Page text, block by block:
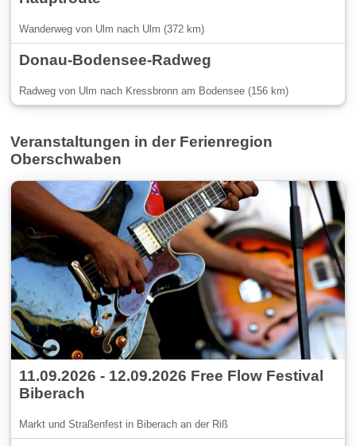
Wanderweg von Ulm nach Ulm (372 km)
Donau-Bodensee-Radweg
Radweg von Ulm nach Kressbronn am Bodensee (156 km)
Veranstaltungen in der Ferienregion
Oberschwaben
11.09.2026 - 12.09.2026 Free Flow Festival
Biberach
Markt und Straßenfest in Biberach an der Riß